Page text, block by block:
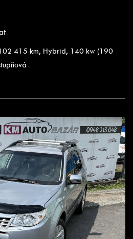
415 km, Hybrid, 140 kw (190